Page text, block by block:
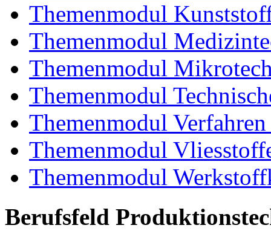
Themenmodul
Themenmodul
Themenmodul
Themenmodul
Themenmodul
Themenmodul
Themenmodul
Berufsfeld